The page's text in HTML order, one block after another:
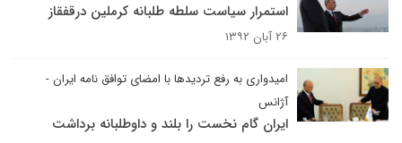
استمرار سیاست سلطه طلبانه کرملین درقفقاز
۲۶ آبان ۱۳۹۲
امیدواری به رفع تردیدها با امضای توافق نامه ایران -
آژانس
ایران گام نخست را بلند و داوطلبانه برداشت